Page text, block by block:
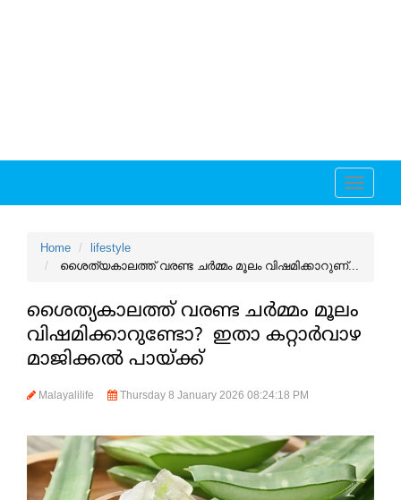
Toggle
Home
lifestyle
ശൈത്യകാലത്ത് വരണ്ട ചര്‍മ്മം മൂലം വിഷമിക്കാറുണ്...
ശൈത്യകാലത്ത് വരണ്ട ചര്‍മ്മം മൂലം
വിഷമിക്കാറുണ്ടോ? ഇതാ കറ്റാര്‍വാഴ
മാജിക്കല്‍ പായ്ക്ക്
Malayalilife Thursday 8 January 2026 08:24:18 PM